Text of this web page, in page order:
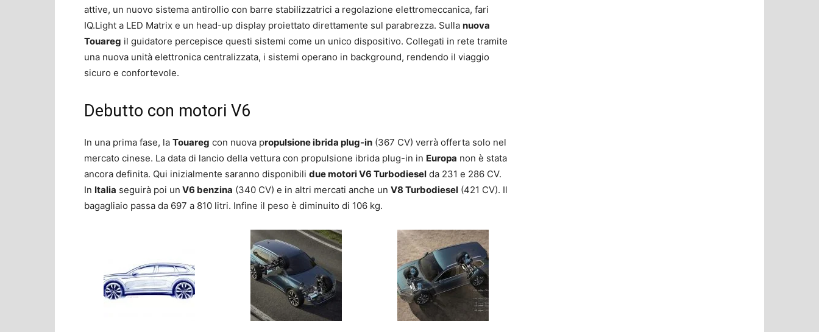
attive, un nuovo sistema antirollio con barre stabilizzatrici a regolazione elettromeccanica, fari
IQ.Light a LED Matrix e un head-up display proiettato direttamente sul parabrezza. Sulla nuova
Touareg il guidatore percepisce questi sistemi come un unico dispositivo. Collegati in rete tramite
una nuova unità elettronica centralizzata, i sistemi operano in background, rendendo il viaggio
sicuro e confortevole.
Debutto con motori V6
In una prima fase, la Touareg con nuova propulsione ibrida plug-in (367 CV) verrà offerta solo nel
mercato cinese. La data di lancio della vettura con propulsione ibrida plug-in in Europa non è stata
ancora definita. Qui inizialmente saranno disponibili due motori V6 Turbodiesel da 231 e 286 CV.
In Italia seguirà poi un V6 benzina (340 CV) e in altri mercati anche un V8 Turbodiesel (421 CV). Il
bagagliaio passa da 697 a 810 litri. Infine il peso è diminuito di 106 kg.